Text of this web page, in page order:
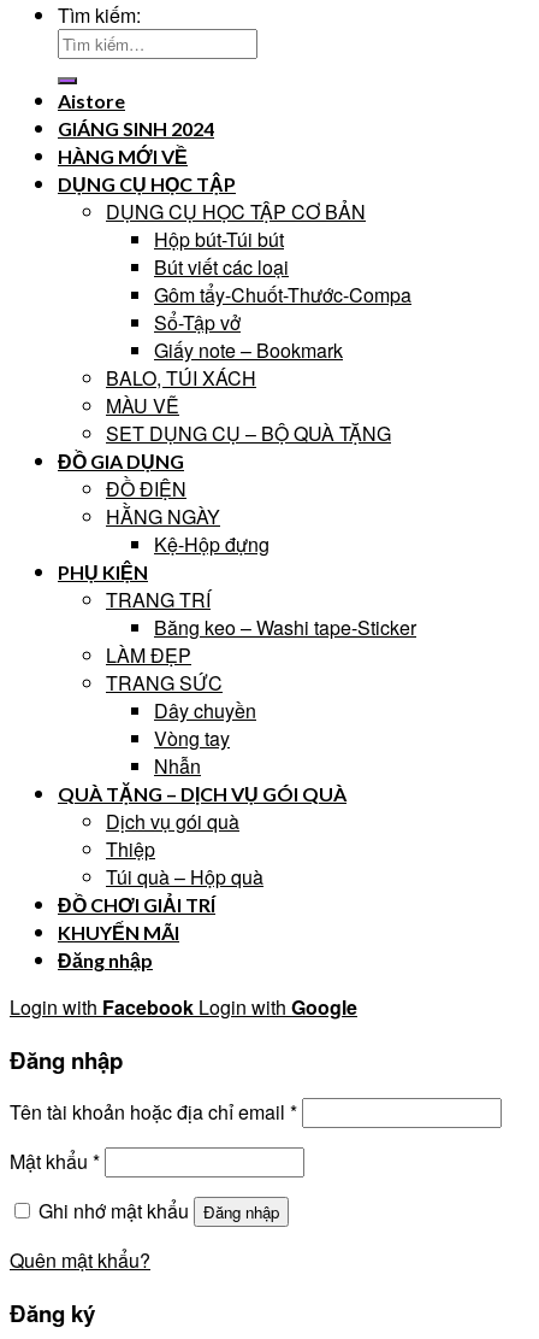
Tìm kiếm:
Aistore
GIÁNG SINH 2024
HÀNG MỚI VỀ
DỤNG CỤ HỌC TẬP
DỤNG CỤ HỌC TẬP CƠ BẢN
Hộp bút-Túi bút
Bút viết các loại
Gôm tẩy-Chuốt-Thước-Compa
Sổ-Tập vở
Giấy note – Bookmark
BALO, TÚI XÁCH
MÀU VẼ
SET DỤNG CỤ – BỘ QUÀ TẶNG
ĐỒ GIA DỤNG
ĐỒ ĐIỆN
HẰNG NGÀY
Kệ-Hộp đựng
PHỤ KIỆN
TRANG TRÍ
Băng keo – Washi tape-Sticker
LÀM ĐẸP
TRANG SỨC
Dây chuyền
Vòng tay
Nhẫn
QUÀ TẶNG – DỊCH VỤ GÓI QUÀ
Dịch vụ gói quà
Thiệp
Túi quà – Hộp quà
ĐỒ CHƠI GIẢI TRÍ
KHUYẾN MÃI
Đăng nhập
Login with Facebook Login with Google
Đăng nhập
Tên tài khoản hoặc địa chỉ email *
Mật khẩu *
Ghi nhớ mật khẩu
Đăng nhập
Quên mật khẩu?
Đăng ký